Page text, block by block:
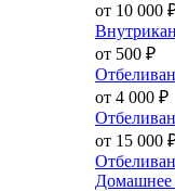
от 10 000
от 500 ₽
от 4 000 ₽
от 15 000
Домашнее